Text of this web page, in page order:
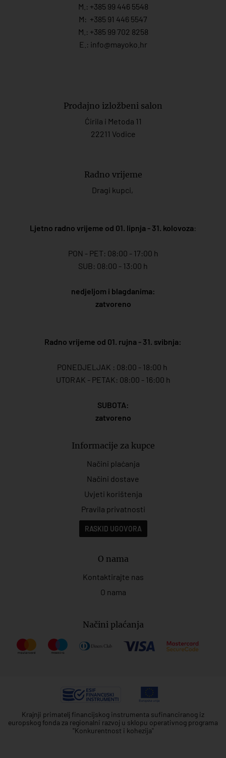
M.: +385 99 446 5548
M: +385 91 446 5547
M.: +385 99 702 8258
E.: info@mayoko. hr
Prodajno izložbeni salon
Ćirila i Metoda 11
22211 Vodice
Radno vrijeme
Dragi kupci,
Ljetno radno vrijeme od 01. lipnja - 31. kolovoza:
PON - PET: 08:00 - 17:00 h
SUB: 08:00 - 13:00 h
nedjeljom i blagdanima:
zatvoreno
Radno vrijeme od 01. rujna - 31. svibnja:
PONEDJELJAK : 08:00 - 18:00 h
UTORAK - PETAK: 08:00 - 16:00 h
SUBOTA:
zatvoreno
Informacije za kupce
Načini plaćanja
Načini dostave
Uvjeti korištenja
Pravila privatnosti
RASKID UGOVORA
O nama
Kontaktirajte nas
O nama
Načini plaćanja
Krajnji primatelj financijskog instrumenta sufinanciranog iz
europskog fonda za regionalni razvoj u sklopu operativnog programa
"Konkurentnost i kohezija"